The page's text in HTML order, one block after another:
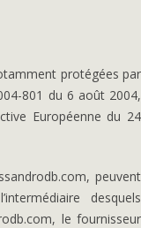
protégées par
801 du 6 août 2004,
Européenne du 24
peuvent
desquels
le fournisseur